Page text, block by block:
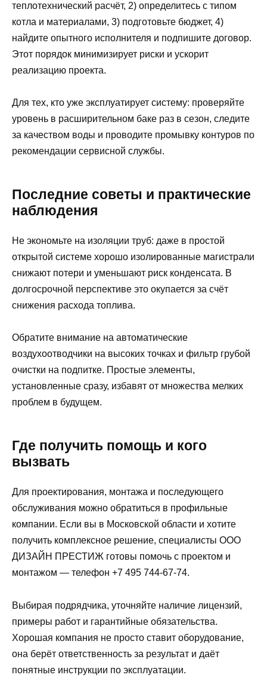
теплотехнический расчёт, 2) определитесь с типом
котла и материалами, 3) подготовьте бюджет, 4)
найдите опытного исполнителя и подпишите договор.
Этот порядок минимизирует риски и ускорит
реализацию проекта.
Для тех, кто уже эксплуатирует систему: проверяйте
уровень в расширительном баке раз в сезон, следите
за качеством воды и проводите промывку контуров по
рекомендации сервисной службы.
Последние советы и практические
наблюдения
Не экономьте на изоляции труб: даже в простой
открытой системе хорошо изолированные магистрали
снижают потери и уменьшают риск конденсата. В
долгосрочной перспективе это окупается за счёт
снижения расхода топлива.
Обратите внимание на автоматические
воздухоотводчики на высоких точках и фильтр грубой
очистки на подпитке. Простые элементы,
установленные сразу, избавят от множества мелких
проблем в будущем.
Где получить помощь и кого
вызвать
Для проектирования, монтажа и последующего
обслуживания можно обратиться в профильные
компании. Если вы в Московской области и хотите
получить комплексное решение, специалисты ООО
ДИЗАЙН ПРЕСТИЖ готовы помочь с проектом и
монтажом — телефон +7 495 744-67-74.
Выбирая подрядчика, уточняйте наличие лицензий,
примеры работ и гарантийные обязательства.
Хорошая компания не просто ставит оборудование,
она берёт ответственность за результат и даёт
понятные инструкции по эксплуатации.